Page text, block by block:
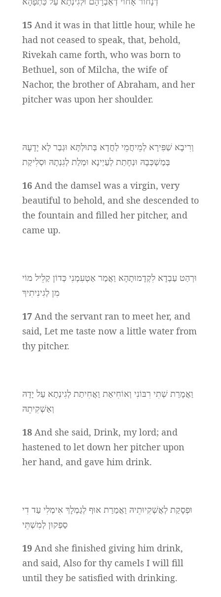
15 And it was in that little hour, while he
had not ceased to speak, that, behold,
Rivekah came forth, who was born to
Bethuel, son of Milcha, the wife of
Nachor, the brother of Abraham, and her
pitcher was upon her shoulder.
וְרִיבָא שַׁפִּירָא לְמֵיחֲמֵי לַחֲדָא בְּתוּלְתָּא וּגְבַר לָא יָדָעָהּ
בְּמַשְׁכְּבָהּ וּנְחָתַת לְעַיְינָא וּמְלַת לְגִנְתָהּ וּסְלִיקַת
16 And the damsel was a virgin, very
beautiful to behold, and she descended to
the fountain and filled her pitcher, and
came up.
וּרְהַט עַבְדָא לִקְדָמוּתָהָא וַאֲמַר אַטְעִמְנִי כְּדוֹן קַלֵיל מוֹי
מִן לְגִינִיתִיךְ
17 And the servant ran to meet her, and
said, Let me taste now a little water from
thy pitcher.
וַאֲמָרַת שְׁתִי רִבּוֹנִי וְאוֹחִיאַת וַאֲחִיתַת לְגִינְתָא עַל יָדָהּ
וְאַשְׁקִיתֵהּ
18 And she said, Drink, my lord; and
hastened to let down her pitcher upon
her hand, and gave him drink.
וּפְסָקַת לְאֲשְׁקִיוּתֵיהּ וַאֲמַרַת אוּף לְגַמְלָךְ אִימְלִי עַד דִי
סַפְקוּן לְמִשְׁתֵּי
19 And she finished giving him drink,
and said, Also for thy camels I will fill
until they be satisfied with drinking.